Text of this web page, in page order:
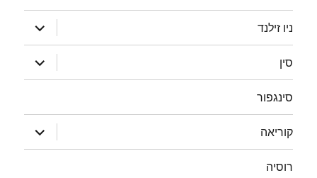
ניו זילנד
הצג
תפריט
סין
הצג
תפריט
סינגפור
קוריאה
הצג
תפריט
רוסיה